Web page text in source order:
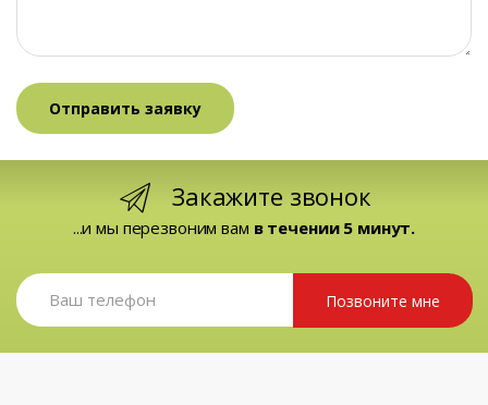
Закажите звонок
...и мы перезвоним вам в течении 5 минут.
Позвоните мне